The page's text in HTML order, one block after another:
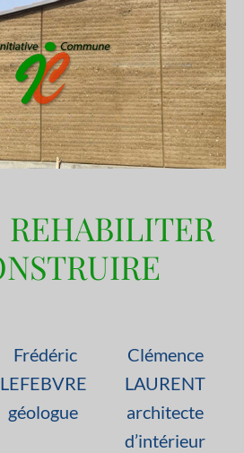
REHABILITER
Frédéric
LEFEBVRE
géologue
Clémence
LAURENT
architecte
d’intérieur